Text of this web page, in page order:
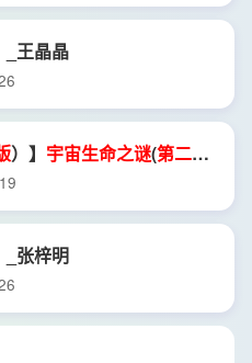
_王晶晶
）】 宇宙生命之谜(第二课
_张梓明